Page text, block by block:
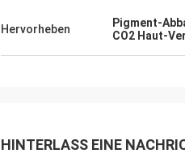
Hervorheben Pigment-
CO2 Haut-
HINTERLASS EINE